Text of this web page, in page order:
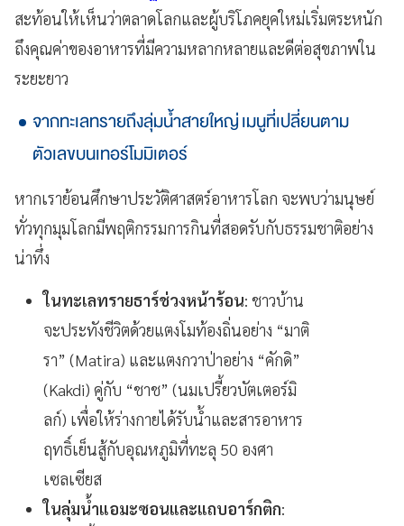
สะท้อนให้เห็นว่าตลาดโลกและผู้บริโภคยุคใหม่เริ่มตระหนัก
ถึงคุณค่าของอาหารที่มีความหลากหลายและดีต่อสุขภาพใน
ระยะยาว
จากทะเลทรายถึงลุ่มน้ำสายใหญ่ เมนูที่เปลี่ยนตาม
ตัวเลขบนเทอร์โมมิเตอร์
หากเราย้อนศึกษาประวัติศาสตร์อาหารโลก จะพบว่ามนุษย์
ทั่วทุกมุมโลกมีพฤติกรรมการกินที่สอดรับกับธรรมชาติอย่าง
น่าทึ่ง
ในทะเลทรายธาร์ช่วงหน้าร้อน: ชาวบ้าน
จะประทังชีวิตด้วยแตงโมท้องถิ่นอย่าง “มาติ
รา” (Matira) และแตงกวาป่าอย่าง “คักดิ”
(Kakdi) คู่กับ “ชาช” (นมเปรี้ยวบัตเตอร์มิ
ลก์) เพื่อให้ร่างกายได้รับน้ำและสารอาหาร
ฤทธิ์เย็นสู้กับอุณหภูมิที่ทะลุ 50 องศา
เซลเซียส
ในลุ่มน้ำแอมะซอนและแถบอาร์กติก: